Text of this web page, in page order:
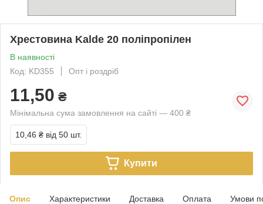
Хрестовина Kalde 20 поліпропілен
В наявності
Код: KD355
Опт і роздріб
11,50 ₴
Мінімальна сума замовлення на сайті — 400 ₴
10,46 ₴ від 50 шт.
Купити
Опис Характеристики Доставка Оплата Умови